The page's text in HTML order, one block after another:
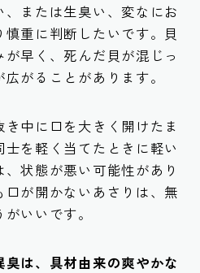
または生臭い、変なにお
重に判断したいです。貝
早く、死んだ貝が混じっ
がることがあります。
中に口を大きく開けたま
を軽く当てたときに軽い
状態が悪い可能性があり
が開かないあさりは、無
いいです。
は、具材由来の爽やかな